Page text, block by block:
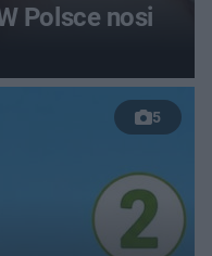
Polsce nosi
5